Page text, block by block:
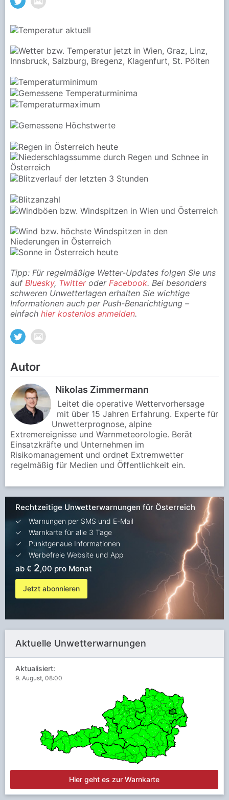
Tipp: Für regelmäßige Wetter-Updates folgen Sie uns
auf Bluesky, Twitteroder Facebook. Bei besonders
schweren Unwetterlagen erhalten Sie wichtige
Informationen auch per Push-Benarichtigung –
einfach hier kostenlos anmelden.
Autor
Nikolas Zimmermann
Leitet die operative Wettervorhersage
mit über 15 Jahren Erfahrung. Experte für
Unwetterprognose, alpine
Extremereignisse und Warnmeteorologie. Berät
Einsatzkräfte und Unternehmen im
Risikomanagement und ordnet Extremwetter
regelmäßig für Medien und Öffentlichkeit ein.
Rechtzeitige Unwetterwarnungen für Österreich
Warnungen per SMS und E-Mail
Warnkarte für alle 3 Tage
Punktgenaue Informationen
Werbefreie Website und App
ab € 2,00 pro Monat
Jetzt abonnieren
Aktuelle Unwetterwarnungen
Aktualisiert:
9. August, 08:00
Hier geht es zur Warnkarte